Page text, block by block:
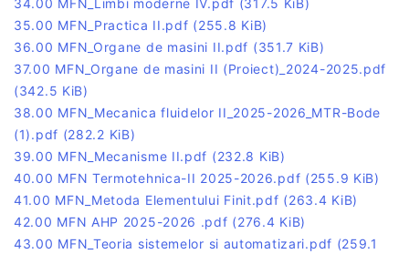
35.00 MFN_Practica II.pdf (255.8 KiB)
36.00 MFN_Organe de masini II.pdf (351.7 KiB)
37.00 MFN_Organe de masini II (Proiect)_2024-2025.pdf
(342.5 KiB)
38.00 MFN_Mecanica fluidelor II_2025-2026_MTR-Bode
(1).pdf (282.2 KiB)
39.00 MFN_Mecanisme II.pdf (232.8 KiB)
40.00 MFN Termotehnica-II 2025-2026.pdf (255.9 KiB)
41.00 MFN_Metoda Elementului Finit.pdf (263.4 KiB)
42.00 MFN AHP 2025-2026 .pdf (276.4 KiB)
43.00 MFN_Teoria sistemelor si automatizari.pdf (259.1